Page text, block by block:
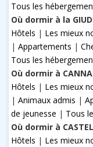
Tous les
Où dormir à la
Hôtels | Les mieux
| Appartements |
Tous les
Où dormir à
Hôtels | Les mieux
| Animaux admis |
de jeunesse | Tous
Où dormir à
Hôtels | Les mieux